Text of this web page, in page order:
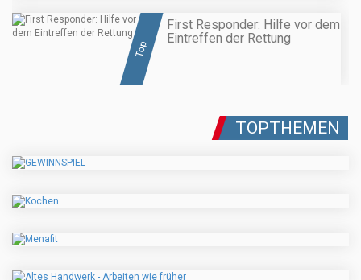
Top
First Responder: Hilfe vor dem
Eintreffen der Rettung
TOPTHEMEN